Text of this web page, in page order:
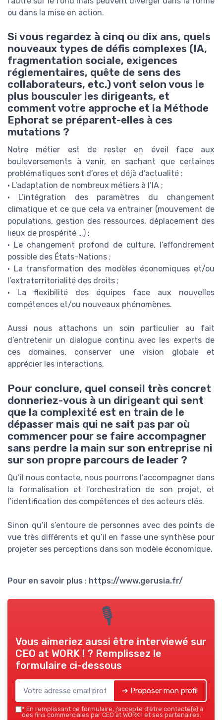
ou dans la mise en action.
Si vous regardez à cinq ou dix ans, quels
nouveaux types de défis complexes (IA,
fragmentation sociale, exigences
réglementaires, quête de sens des
collaborateurs, etc.) vont selon vous le
plus bousculer les dirigeants, et
comment votre approche et la Méthode
Ephorat se préparent-elles à ces
mutations ?
Notre métier est de rester en éveil face aux
bouleversements à venir, en sachant que certaines
problématiques sont d’ores et déjà d’actualité :
• L’adaptation de nombreux métiers à l’IA ;
• L’intégration des paramètres du changement
climatique et ce que cela va entrainer (mouvement de
populations, gestion des ressources, déplacement des
lieux de prospérité …) ;
• Le changement profond de culture, l’effondrement
possible des États-Nations ;
• La transformation des modèles économiques et/ou
l’extraterritorialité des droits ;
• La flexibilité des équipes face aux nouvelles
compétences et/ou nouveaux phénomènes.
Aussi nous attachons un soin particulier au fait
d’entretenir un dialogue continu avec les experts de
ces domaines, conserver une vision globale et
apprécier les interactions.
Pour conclure, quel conseil très concret
donneriez-vous à un dirigeant qui sent
que la complexité est en train de le
dépasser mais qui ne sait pas par où
commencer pour se faire accompagner
sans perdre la main sur son entreprise ni
sur son propre parcours de leader ?
Qu’il nous contacte, nous pourrons l’accompagner dans
la formalisation et l’orchestration de son projet, et
l’identification des compétences et des acteurs clés.
Sinon qu’il s’entoure de personnes avec des points de
vue très différents et qu’il en fasse une synthèse pour
projeter ses perceptions dans son modèle économique.
Pour en savoir plus : https://www.gerusia.fr/
🎙
Vous aimeriez aussi être interviewé sur
CEO at WORK ! ? Remplissez le
formulaire ci-dessous
➔ Proposer mon profil
* En remplissant ce formulaire, j’accepte d’être contacté(e) à
des fins commerciales par CEO at WORK ! et ses partenaires.